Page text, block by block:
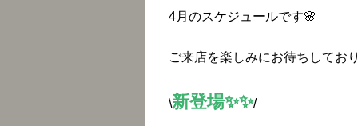
4月のスケジュールです🌸
ご来店を楽しみにお待ちしてお
\新登場✨✨/